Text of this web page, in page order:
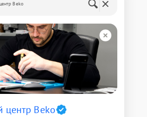
Beko
центр Beko